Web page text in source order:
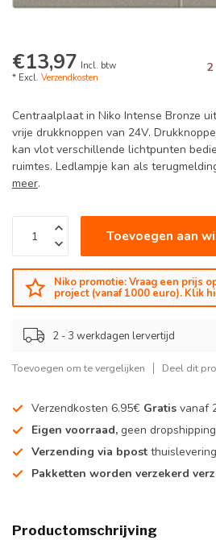
€13,97 Incl. btw
* Excl. Verzendkosten
Centraalplaat in Niko Intense Bronze
vrije drukknoppen van 24V.
kan vlot verschillende lichtpunten
ruimtes. Ledlampje kan als
meer.
Toevoegen aan
Niko promotie: Vraag een prijs
project (vanaf 1000 euro). Klik
2 - 3 werkdagen lervertijd
Toevoegen om te vergelijken Deel dit
Verzendkosten 6.95€ Gratis vanaf
Eigen voorraad, geen
Verzending via bpost
Pakketten worden verzekerd
Productomschrijving